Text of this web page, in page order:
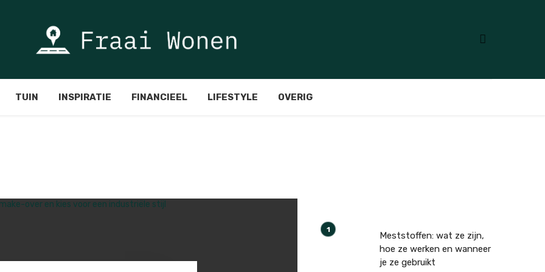
TUIN INSPIRATIE FINANCIEEL LIFESTYLE OVERIG
Meststoffen: wat ze zijn,
hoe ze werken en wanneer
je ze gebruikt